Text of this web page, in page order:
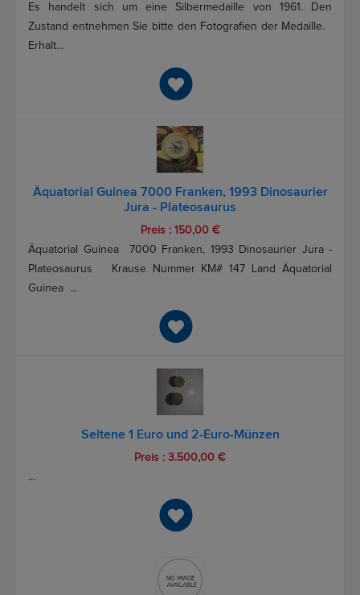
Es handelt sich um eine Silbermedaille von 1961. Den
Zustand entnehmen Sie bitte den Fotografien der Medaille.
Erhalt...
Äquatorial Guinea 7000 Franken, 1993 Dinosaurier
Jura - Plateosaurus
Preis : 150,00 €
Äquatorial Guinea 7000 Franken, 1993 Dinosaurier Jura -
Plateosaurus Krause Nummer KM# 147 Land Äquatorial
Guinea ...
Seltene 1 Euro und 2-Euro-Münzen
Preis : 3.500,00 €
...